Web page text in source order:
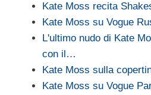
Kate Moss recita
Kate Moss su Vogue
L'ultimo nudo di Kate
con il…
Kate Moss sulla
Kate Moss su Vogue